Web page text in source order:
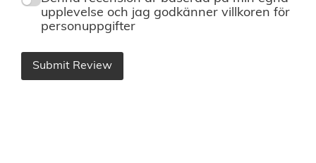
upplevelse och jag godkänner villkoren för
personuppgifter
Submit Review